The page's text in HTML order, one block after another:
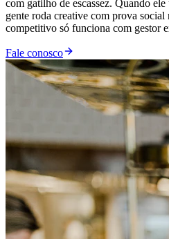
com gatilho de escassez. Quando
gente roda creative com prova social
competitivo só funciona com gestor
Fale conosco